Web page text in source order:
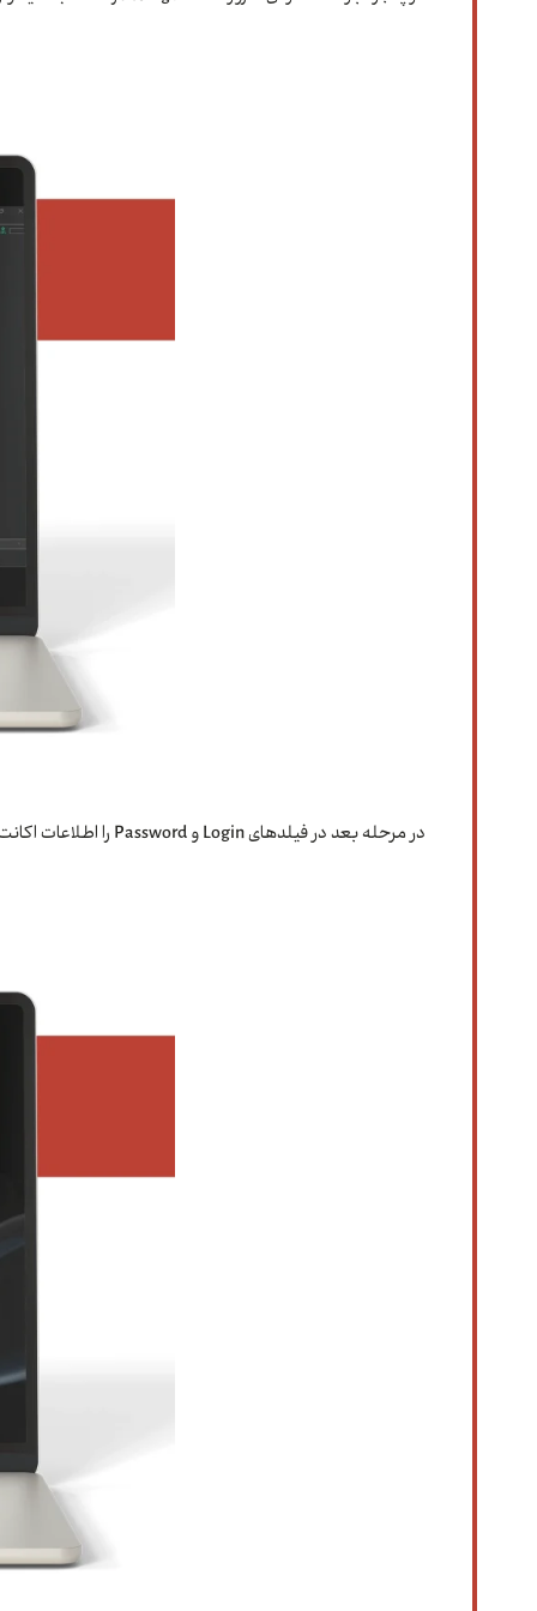
در مرحله بعد در فیلدهای Login و Password را اطلاعات اکانت معاملاتی خود را وارد و روی Finish جهت اتصال اکانت کلیک کنید.